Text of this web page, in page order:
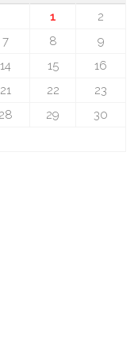
1
2
7 8
9
14 15
16
21 22
23
28 29
30